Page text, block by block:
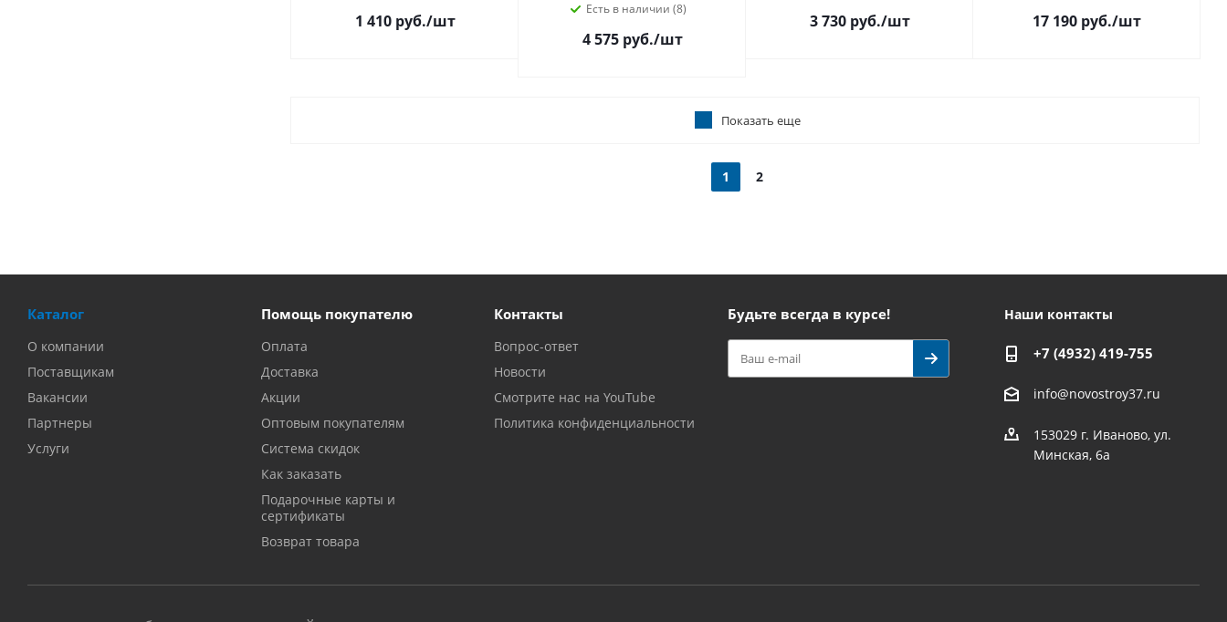
1 410 руб./шт
Есть в наличии (8)
4 575 руб./шт
3 730 руб./шт 17 190 руб./шт
Показать еще
1 2
Каталог
О компании
Поставщикам
Вакансии
Партнеры
Услуги
Помощь покупателю
Оплата
Доставка
Акции
Оптовым покупателям
Система скидок
Как заказать
Подарочные карты и
сертификаты
Возврат товара
Контакты
Вопрос-ответ
Новости
Смотрите нас на YouTube
Политика конфиденциальности
Будьте всегда в курсе! Наши контакты
+7 (4932) 419-755
info@novostroy37.ru
153029 г. Иваново, ул.
Минская, 6а